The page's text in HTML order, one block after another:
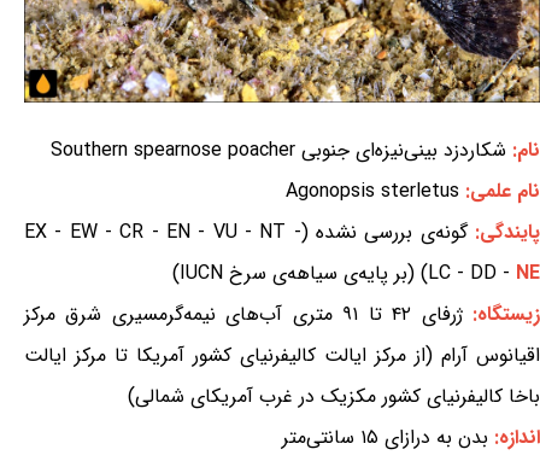
نام: شکاردزد بینی‌نیزه‌ای جنوبی Southern spearnose poacher
نام علمی: Agonopsis sterletus
پایندگی:
گونه‌ی بررسی نشده (EX - EW - CR - EN - VU - NT -
LC - DD - NE
) (بر پایه‌ی سیاهه‌ی سرخ IUCN)
زیستگاه:
ژرفای ۴۲ تا ۹۱ متری آب‌های نیمه‌گرمسیری شرق مرکز
اقیانوس آرام (از مرکز ایالت کالیفرنیای کشور آمریکا تا مرکز ایالت
باخا کالیفرنیای کشور مکزیک در غرب آمریکای شمالی)
اندازه: بدن به درازای ۱۵ سانتی‌متر